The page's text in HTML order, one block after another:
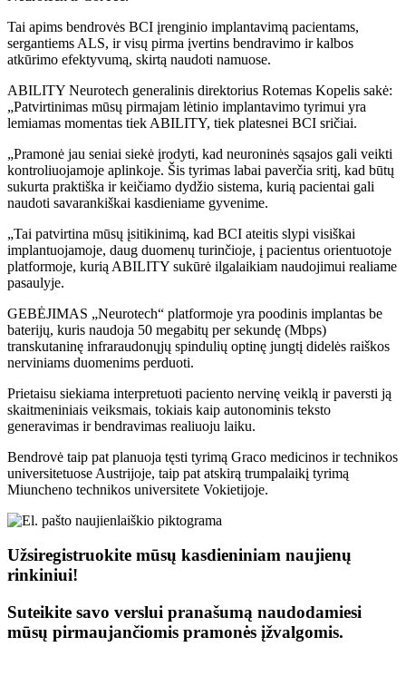
Tai apims bendrovės BCI įrenginio implantavimą pacientams,
sergantiems ALS, ir visų pirma įvertins bendravimo ir kalbos
atkūrimo efektyvumą, skirtą naudoti namuose.
ABILITY Neurotech generalinis direktorius Rotemas Kopelis sakė:
„Patvirtinimas mūsų pirmajam lėtinio implantavimo tyrimui yra
lemiamas momentas tiek ABILITY, tiek platesnei BCI sričiai.
„Pramonė jau seniai siekė įrodyti, kad neuroninės sąsajos gali veikti
kontroliuojamoje aplinkoje. Šis tyrimas labai paverčia sritį, kad būtų
sukurta praktiška ir keičiamo dydžio sistema, kurią pacientai gali
naudoti savarankiškai kasdieniame gyvenime.
„Tai patvirtina mūsų įsitikinimą, kad BCI ateitis slypi visiškai
implantuojamoje, daug duomenų turinčioje, į pacientus orientuotoje
platformoje, kurią ABILITY sukūrė ilgalaikiam naudojimui realiame
pasaulyje.
GEBĖJIMAS „Neurotech“ platformoje yra poodinis implantas be
baterijų, kuris naudoja 50 megabitų per sekundę (Mbps)
transkutaninę infraraudonųjų spindulių optinę jungtį didelės raiškos
nerviniams duomenims perduoti.
Prietaisu siekiama interpretuoti paciento nervinę veiklą ir paversti ją
skaitmeniniais veiksmais, tokiais kaip autonominis teksto
generavimas ir bendravimas realiuoju laiku.
Bendrovė taip pat planuoja tęsti tyrimą Graco medicinos ir technikos
universitetuose Austrijoje, taip pat atskirą trumpalaikį tyrimą
Miuncheno technikos universitete Vokietijoje.
Užsiregistruokite mūsų kasdieniniam naujienų
rinkiniui!
Suteikite savo verslui pranašumą naudodamiesi
mūsų pirmaujančiomis pramonės įžvalgomis.